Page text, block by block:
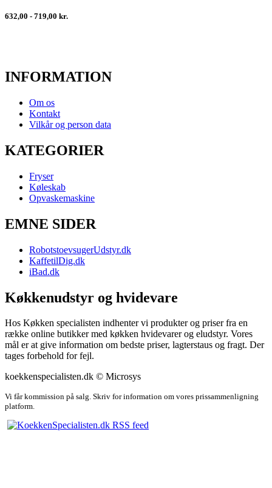
632,00 - 719,00 kr.
INFORMATION
Om os
Kontakt
Vilkår og person data
KATEGORIER
Fryser
Køleskab
Opvaskemaskine
EMNE SIDER
RobotstoevsugerUdstyr.dk
KaffetilDig.dk
iBad.dk
Køkkenudstyr og hvidevare
Hos Køkken specialisten indhenter vi produkter og priser fra en
række online butikker med køkken hvidevarer og eludstyr. Vores
mål er at give information om bedste priser, lagterstaus og fragt. Der
tages forbehold for fejl.
koekkenspecialisten.dk © Microsys
Vi får kommission på salg. Skriv for information om vores prissammenligning
platform.